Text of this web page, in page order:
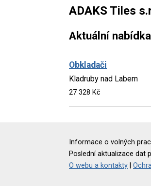
ADAKS Tiles
Aktuální
Obkladači
Kladruby nad Labem
27 328 Kč
Informace o volných
Poslední aktualizace dat
O webu a kontakty